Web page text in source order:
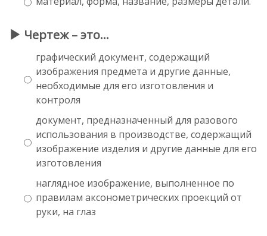
Чертеж – это…
графический документ, содержащий
изображения предмета и другие данные,
необходимые для его изготовления и
контроля
документ, предназначенный для разового
использования в производстве, содержащий
изображение изделия и другие данные для его
изготовления
наглядное изображение, выполненное по
правилам аксонометрических проекций от
руки, на глаз